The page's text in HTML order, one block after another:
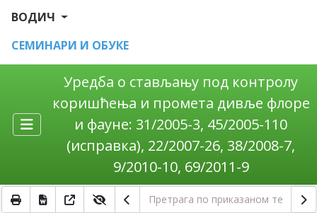
ВОДИЧ
СЕМИНАРИ И ОБУКЕ
Уредба о стављању под контролу
коришћења и промета дивље флоре
и фауне: 31/2005-3, 45/2005-110
(исправка), 22/2007-26, 38/2008-7,
9/2010-10, 69/2011-9